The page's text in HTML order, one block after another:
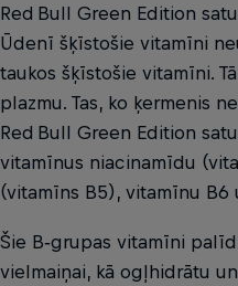
Red Bull Green Edition
Ūdenī šķīstošie vitamīni
taukos šķīstošie vitamīni.
plazmu. Tas, ko ķermenis
Red Bull Green Edition
vitamīnus niacinamīdu
(vitamīns B5), vitamīnu B6
Šie B‑grupas vitamīni
vielmaiņai, kā ogļhidrātu